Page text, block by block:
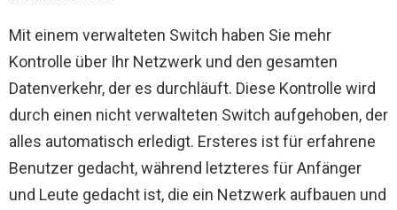
Mit einem verwalteten Switch haben Sie mehr
Kontrolle über Ihr Netzwerk und den gesamten
Datenverkehr, der es durchläuft. Diese Kontrolle wird
durch einen nicht verwalteten Switch aufgehoben, der
alles automatisch erledigt. Ersteres ist für erfahrene
Benutzer gedacht, während letzteres für Anfänger
und Leute gedacht ist, die ein Netzwerk aufbauen und